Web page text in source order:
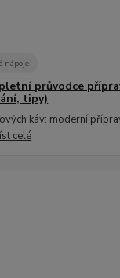
nápoje
průvodce
tipy)
káv: moderní
celé